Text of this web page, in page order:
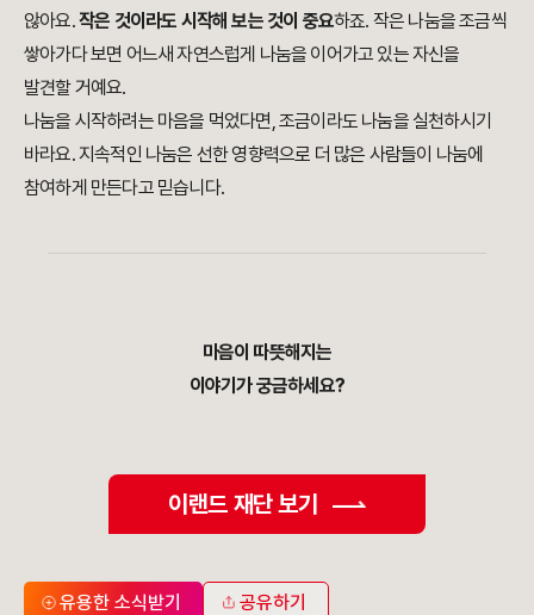
않아요.작은 것이라도 시작해 보는 것이 중요하죠. 작은 나눔을 조금씩
쌓아가다 보면 어느새 자연스럽게 나눔을 이어가고 있는 자신을
발견할 거예요.
나눔을 시작하려는 마음을 먹었다면, 조금이라도 나눔을 실천하시기
바라요. 지속적인 나눔은 선한 영향력으로 더 많은 사람들이 나눔에
참여하게 만든다고 믿습니다.
마음이 따뜻해지는
이야기가 궁금하세요?
이랜드 재단 보기
유용한 소식받기 공유하기